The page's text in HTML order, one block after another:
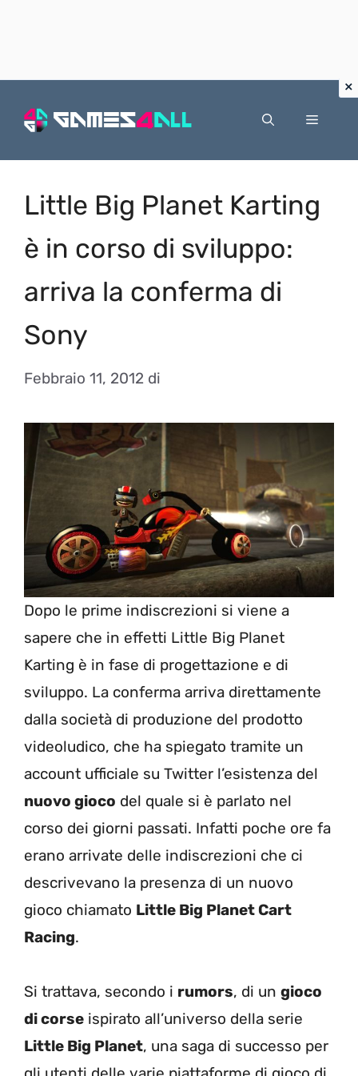
Menu
Little Big Planet Karting
è in corso di sviluppo:
arriva la conferma di
Sony
Febbraio 11, 2012 di
Dopo le prime indiscrezioni si viene a
sapere che in effetti Little Big Planet
Karting è in fase di progettazione e di
sviluppo. La conferma arriva direttamente
dalla società di produzione del prodotto
videoludico, che ha spiegato tramite un
account ufficiale su Twitter l’esistenza del
nuovo gioco del quale si è parlato nel
corso dei giorni passati. Infatti poche ore fa
erano arrivate delle indiscrezioni che ci
descrivevano la presenza di un nuovo
gioco chiamato Little Big Planet Cart
Racing.
Si trattava, secondo i rumors, di un gioco
di corse ispirato all’universo della serie
Little Big Planet, una saga di successo per